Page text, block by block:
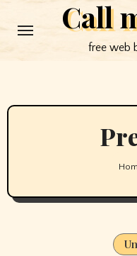
to
Call
free web